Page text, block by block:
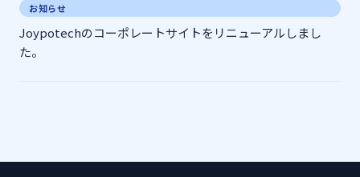
お知らせ
Joypotechのコーポレートサイトをリニューアルしまし
た。